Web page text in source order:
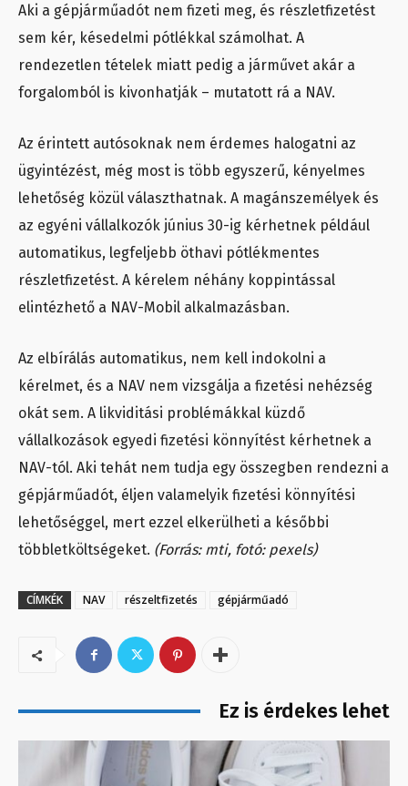
Aki a gépjárműadót nem fizeti meg, és részletfizetést
sem kér, késedelmi pótlékkal számolhat. A
rendezetlen tételek miatt pedig a járművet akár a
forgalomból is kivonhatják – mutatott rá a NAV.
Az érintett autósoknak nem érdemes halogatni az
ügyintézést, még most is több egyszerű, kényelmes
lehetőség közül választhatnak. A magánszemélyek és
az egyéni vállalkozók június 30-ig kérhetnek például
automatikus, legfeljebb öthavi pótlékmentes
részletfizetést. A kérelem néhány koppintással
elintézhető a NAV-Mobil alkalmazásban.
Az elbírálás automatikus, nem kell indokolni a
kérelmet, és a NAV nem vizsgálja a fizetési nehézség
okát sem. A likviditási problémákkal küzdő
vállalkozások egyedi fizetési könnyítést kérhetnek a
NAV-tól. Aki tehát nem tudja egy összegben rendezni a
gépjárműadót, éljen valamelyik fizetési könnyítési
lehetőséggel, mert ezzel elkerülheti a későbbi
többletköltségeket. (Forrás: mti, fotó: pexels)
CÍMKÉK NAV részeltfizetés gépjárműadó
Ez is érdekes lehet